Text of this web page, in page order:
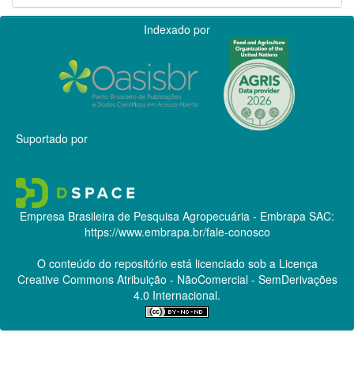
Indexado por
Suportado por
Empresa Brasileira de Pesquisa Agropecuária - Embrapa SAC:
https://www.embrapa.br/fale-conosco
O conteúdo do repositório está licenciado sob a Licença
Creative CommonsAtribuição - NãoComercial - SemDerivações
4.0 Internacional.